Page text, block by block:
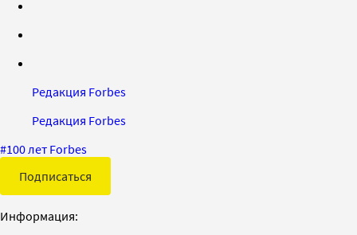
Редакция Forbes
Редакция Forbes
#100 лет Forbes
Подписаться
Информация: